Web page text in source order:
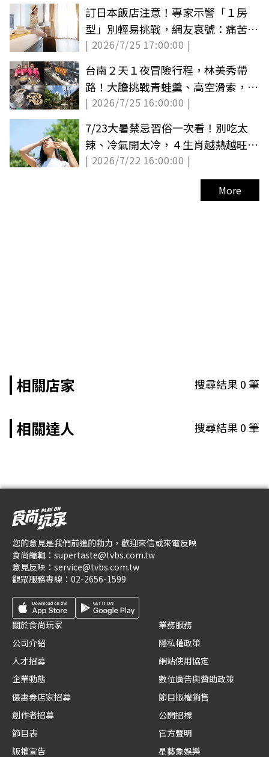
訂日本飯店注意！專家示警「１房
型」別輕易挑戰，網友哀號：痛苦到
整晚沒睡
| 2026/7/25 17:00:00 |
台南２天１夜冒險行程，林美秀帶
路！大膽挑戰青蛙羹、高空滑索，現
採愛文芒果
| 2026/7/25 16:00:00 |
7/23大暑禁忌習俗一次看！別吃太
辣、冷氣開太冷，４生肖越熱越旺發
大財
| 2026/7/22 16:00:00 |
More
相關店家 搜尋結果0筆
相關達人 搜尋結果0筆
您的意見是我們前進的動力，歡迎來信或來電反映
食尚編輯： supertaste@tvbs.com.tw
意見反映： service@tvbs.com.tw
觀眾服務專線： 02-2656-1599
關於食尚玩家
公司介紹
人才招募
企業動態
優惠券店家招募
創作者招募
節目表
版權宣告
業務服務
隱私權政策
網站使用協定
數位廣告與贊助政策
節目版權銷售
公開招標
官方聲明
星藝象娛樂